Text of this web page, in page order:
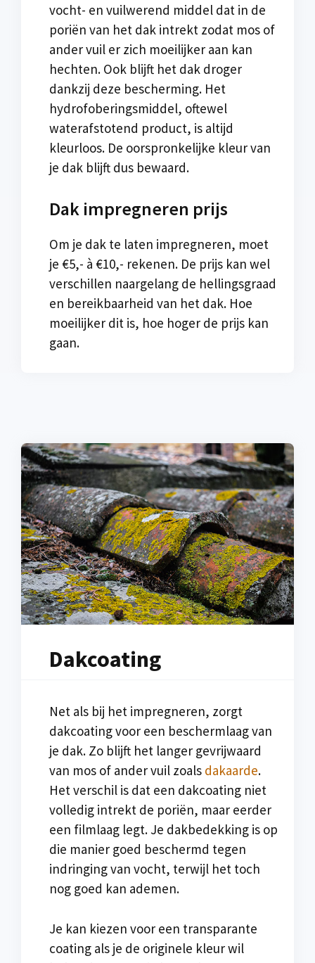
vocht- en vuilwerend middel dat in de
poriën van het dak intrekt zodat mos of
ander vuil er zich moeilijker aan kan
hechten. Ook blijft het dak droger
dankzij deze bescherming. Het
hydrofoberingsmiddel, oftewel
waterafstotend product, is altijd
kleurloos. De oorspronkelijke kleur van
je dak blijft dus bewaard.
Dak impregneren prijs
Om je dak te laten impregneren, moet
je €5,- à €10,- rekenen. De prijs kan wel
verschillen naargelang de hellingsgraad
en bereikbaarheid van het dak. Hoe
moeilijker dit is, hoe hoger de prijs kan
gaan.
Dakcoating
Net als bij het impregneren, zorgt
dakcoating voor een beschermlaag van
je dak. Zo blijft het langer gevrijwaard
van mos of ander vuil zoals dakaarde.
Het verschil is dat een dakcoating niet
volledig intrekt de poriën, maar eerder
een filmlaag legt. Je dakbedekking is op
die manier goed beschermd tegen
indringing van vocht, terwijl het toch
nog goed kan ademen.
Je kan kiezen voor een transparante
coating als je de originele kleur wil